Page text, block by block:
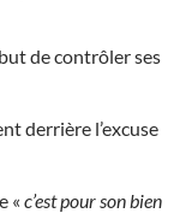
de contrôler ses
derrière l’excuse
« c’estpour son bien